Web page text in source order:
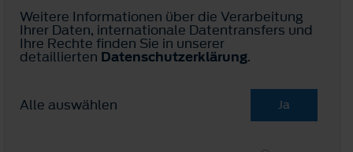
Weitere Informationen über die Verarbeitung
Ihrer Daten, internationale Datentransfers und
Ihre Rechte finden Sie in unserer
detaillierten Datenschutzerklärung.
Alle auswählen Ja